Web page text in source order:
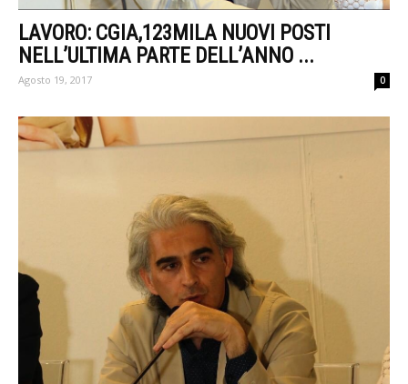
LAVORO: CGIA,123MILA NUOVI POSTI
NELL’ULTIMA PARTE DELL’ANNO ...
Agosto 19, 2017 0